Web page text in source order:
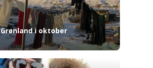
Grønland i oktober